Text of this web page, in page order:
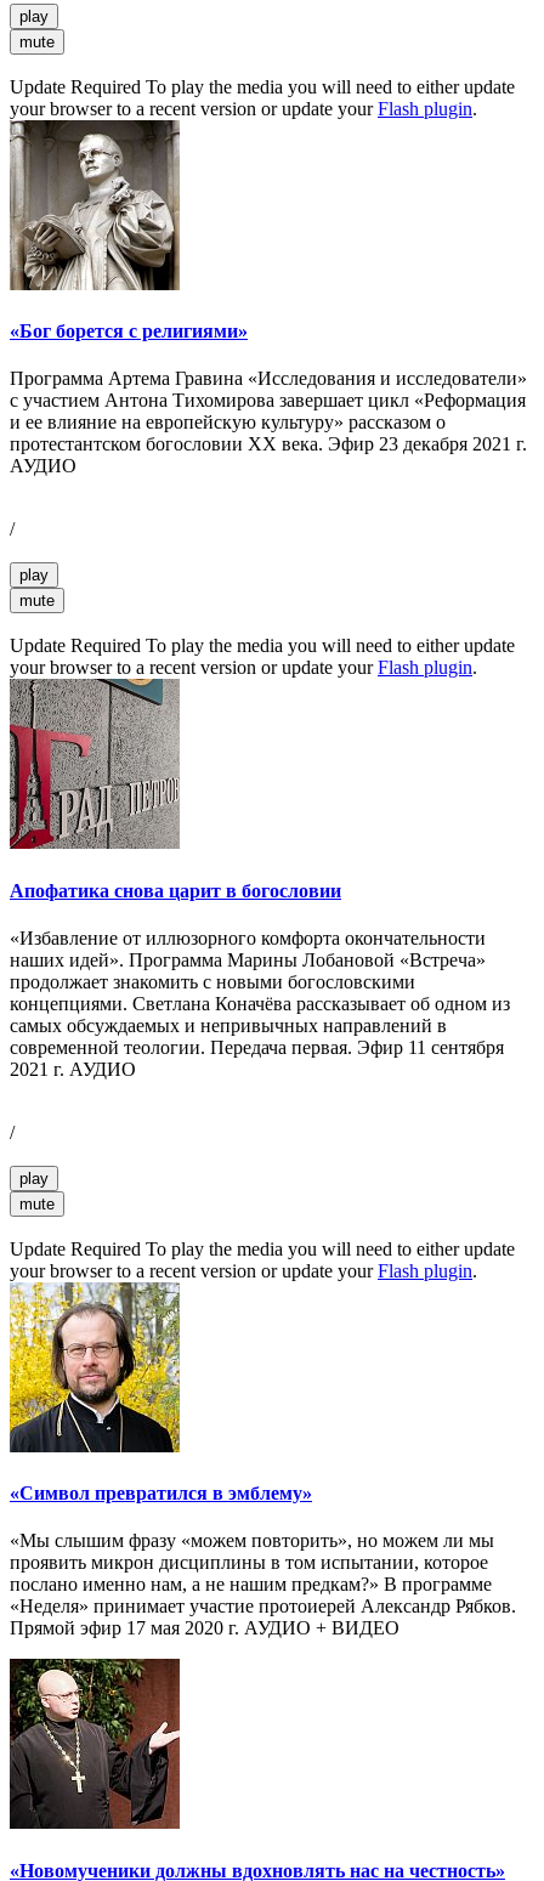
play
mute
Update Required To play the media you will need to either update
your browser to a recent version or update yourFlash plugin.
«Бог борется с религиями»
Программа Артема Гравина «Исследования и исследователи»
с участием Антона Тихомирова завершает цикл «Реформация
и ее влияние на европейскую культуру» рассказом о
протестантском богословии XX века. Эфир 23 декабря 2021 г.
АУДИО
/
play
mute
Update Required To play the media you will need to either update
your browser to a recent version or update yourFlash plugin.
Апофатика снова царит в богословии
«Избавление от иллюзорного комфорта окончательности
наших идей». Программа Марины Лобановой «Встреча»
продолжает знакомить с новыми богословскими
концепциями. Светлана Коначёва рассказывает об одном из
самых обсуждаемых и непривычных направлений в
современной теологии. Передача первая. Эфир 11 сентября
2021 г. АУДИО
/
play
mute
Update Required To play the media you will need to either update
your browser to a recent version or update yourFlash plugin.
«Символ превратился в эмблему»
«Мы слышим фразу «можем повторить», но можем ли мы
проявить микрон дисциплины в том испытании, которое
послано именно нам, а не нашим предкам?» В программе
«Неделя» принимает участие протоиерей Александр Рябков.
Прямой эфир 17 мая 2020 г. АУДИО + ВИДЕО
«Новомученики должны вдохновлять нас на честность»